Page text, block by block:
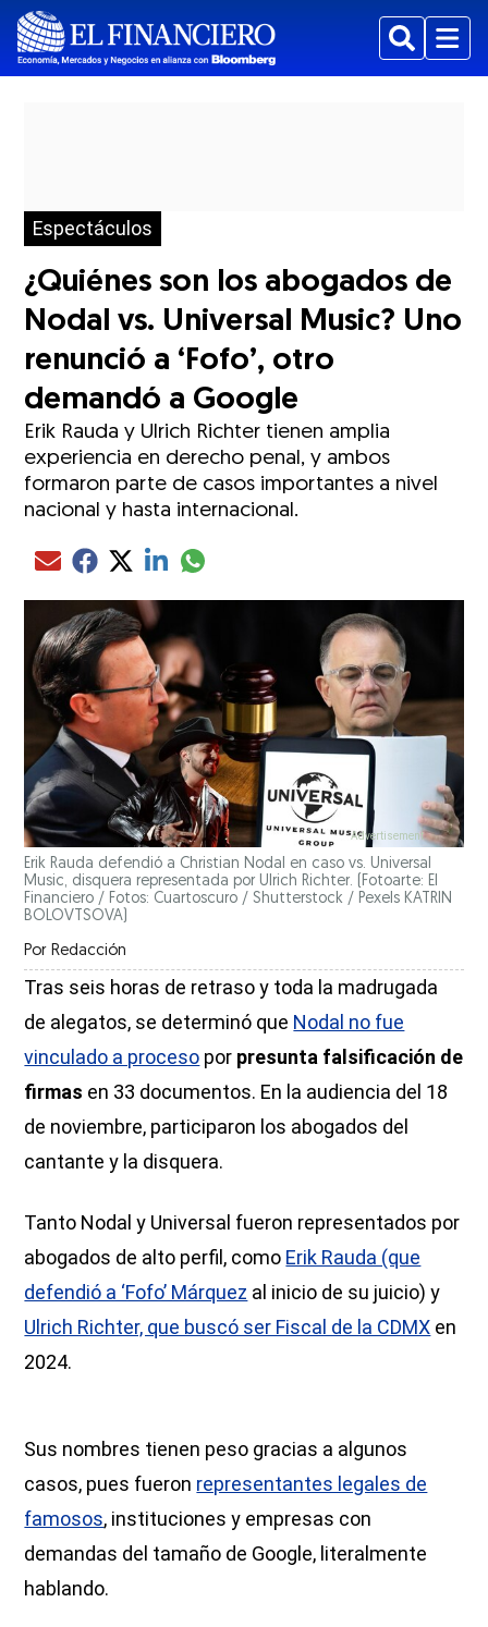
BuscarMenu
Espectáculos
¿Quiénes son los abogados de
Nodal vs. Universal Music? Uno
renunció a ‘Fofo’, otro
demandó a Google
Erik Rauda y Ulrich Richter tienen amplia
experiencia en derecho penal, y ambos
formaron parte de casos importantes a nivel
nacional y hasta internacional.
Compartir el artículo actual mediante Email
Compartir el artículo actual mediante Facebook
Compartir el artículo actual mediante Twitter
Compartir el artículo actual mediante LinkedIn
Compartir el artículo actual mediante
Erik Rauda defendió a Christian Nodal en caso vs. Universal
Music, disquera representada por Ulrich Richter.
(Fotoarte: El
Financiero / Fotos: Cuartoscuro / Shutterstock / Pexels KATRIN
BOLOVTSOVA)
Por Redacción
Tras seis horas de retraso y toda la madrugada
de alegatos, se determinó que Nodal no fue
vinculado a proceso por presunta falsificación de
firmas en 33 documentos. En la audiencia del 18
de noviembre, participaron los abogados del
cantante y la disquera.
Tanto Nodal y Universal fueron representados por
abogados de alto perfil, como Erik Rauda (que
defendió a ‘Fofo’ Márquez al inicio de su juicio) y
Ulrich Richter, que buscó ser Fiscal de la CDMX en
2024.
Sus nombres tienen peso gracias a algunos
casos, pues fueron representantes legales de
famosos, instituciones y empresas con
demandas del tamaño de Google, literalmente
hablando.